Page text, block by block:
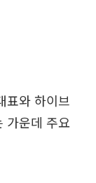
표와 하이브
가운데 주요